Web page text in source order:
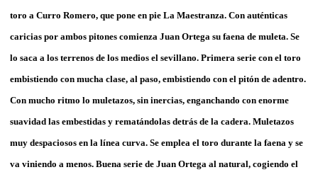
toro a Curro Romero, que pone en pie La Maestranza. Con auténticas
caricias por ambos pitones comienza Juan Ortega su faena de muleta. Se
lo saca a los terrenos de los medios el sevillano. Primera serie con el toro
embistiendo con mucha clase, al paso, embistiendo con el pitón de adentro.
Con mucho ritmo lo muletazos, sin inercias, enganchando con enorme
suavidad las embestidas y rematándolas detrás de la cadera. Muletazos
muy despaciosos en la línea curva. Se emplea el toro durante la faena y se
va viniendo a menos. Buena serie de Juan Ortega al natural, cogiendo el